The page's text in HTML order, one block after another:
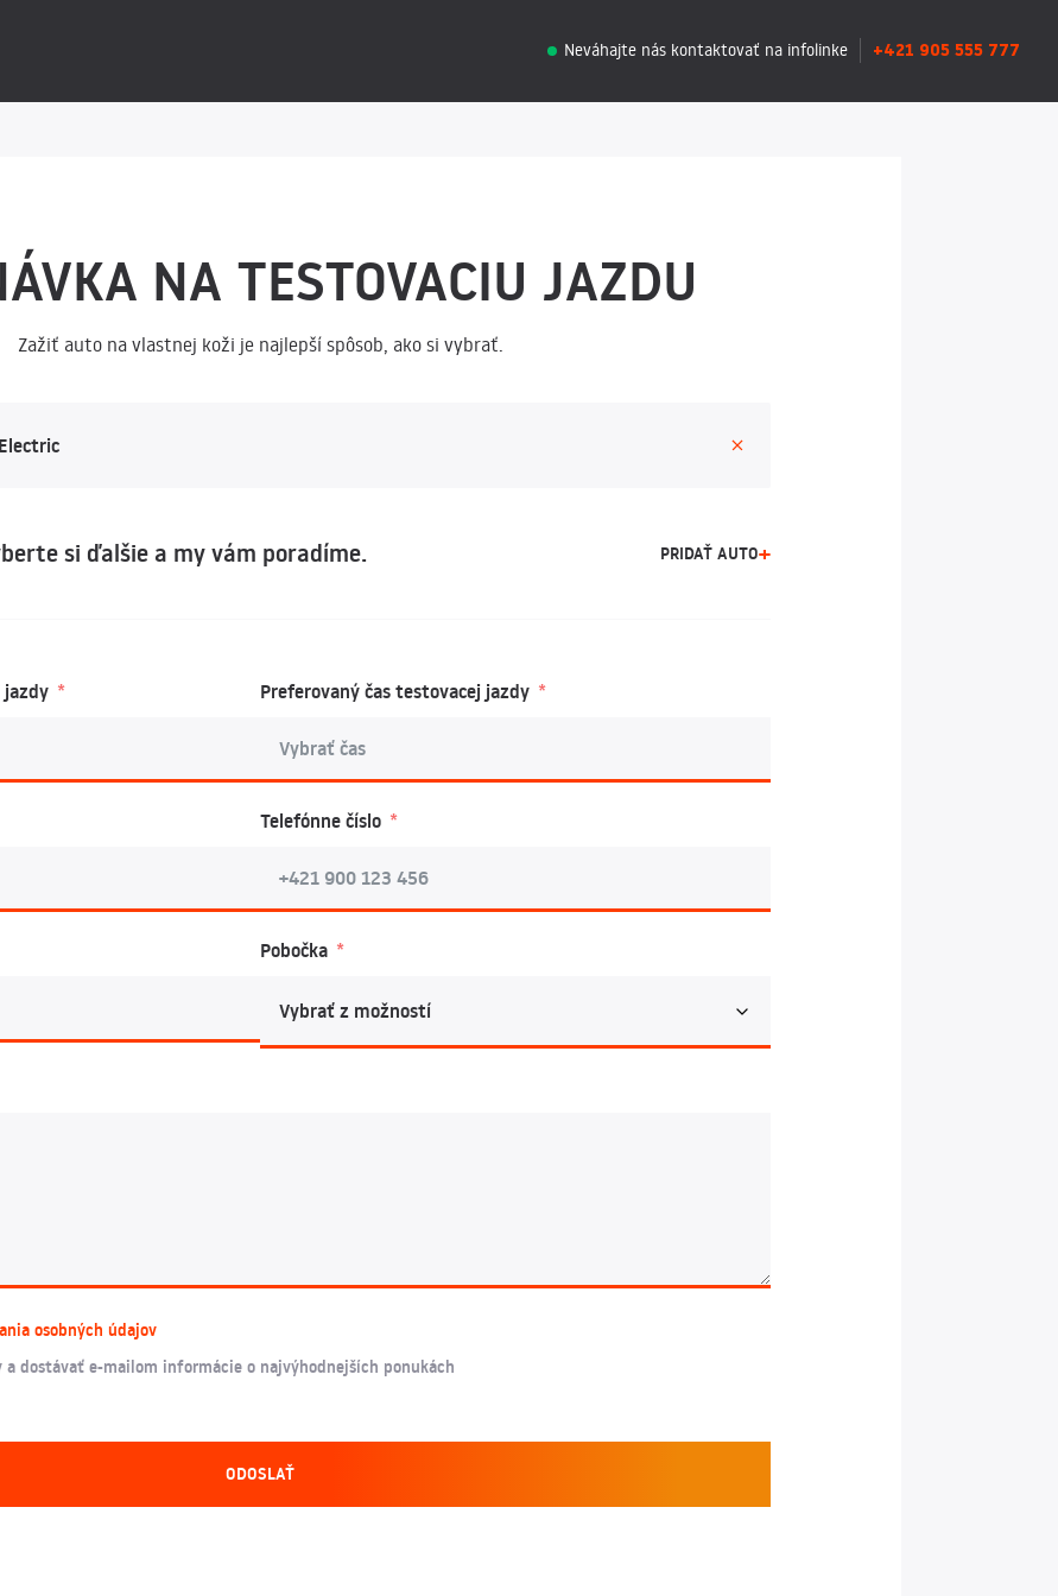
Neváhajte nás kontaktovať na infolinke +421 905 555 777
NA TESTOVACIU JAZDU
Zažiť auto na vlastnej koži je najlepší spôsob, ako si vybrať.
si ďalšie a my vám poradíme. PRIDAŤ AUTO
Preferovaný čas testovacej jazdy
Telefónne číslo
Pobočka
osobných údajov
dostávať e-mailom informácie o najvýhodnejších ponukách
ODOSLAŤ